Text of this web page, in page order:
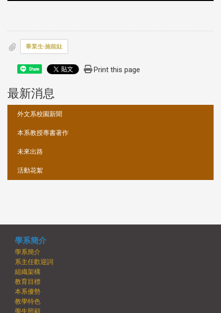
畢業生-施能鈦
Share Print this page
最新消息
外文系校園新聞
本系教授專書著作
未來出路
活動花絮
學系簡介
學系簡介
系主任歡迎詞
組織架構
教育目標
本系優勢
教學特色
學生照顧